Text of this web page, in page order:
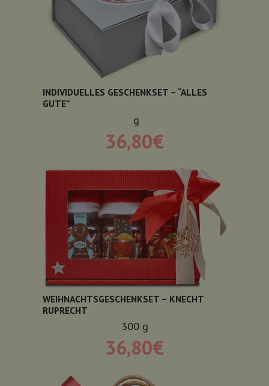
INDIVIDUELLES GESCHENKSET – “ALLES
GUTE”
g
36,80€
WEIHNACHTSGESCHENKSET – KNECHT
RUPRECHT
300 g
36,80€